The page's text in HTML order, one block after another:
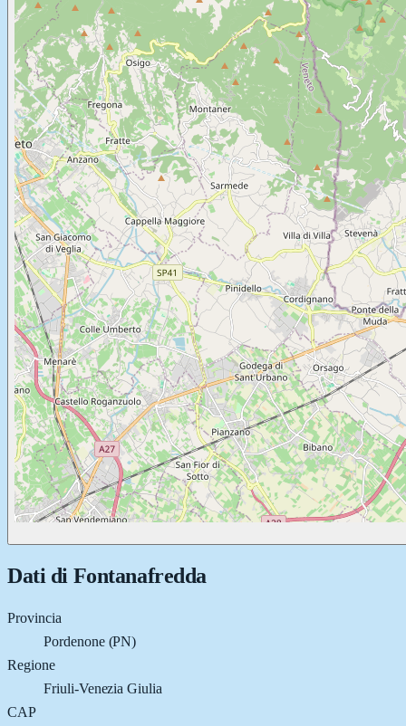
Dati di Fontanafredda
Provincia
Pordenone (PN)
Regione
Friuli-Venezia Giulia
CAP